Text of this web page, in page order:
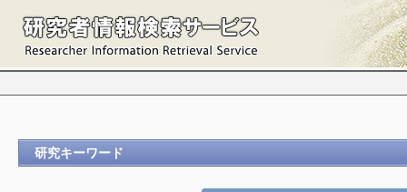
研究キーワード